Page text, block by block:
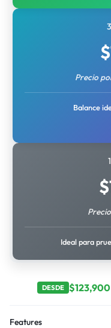
$
Precio
Balance
$
Ideal para
DESDE $123,900
Features